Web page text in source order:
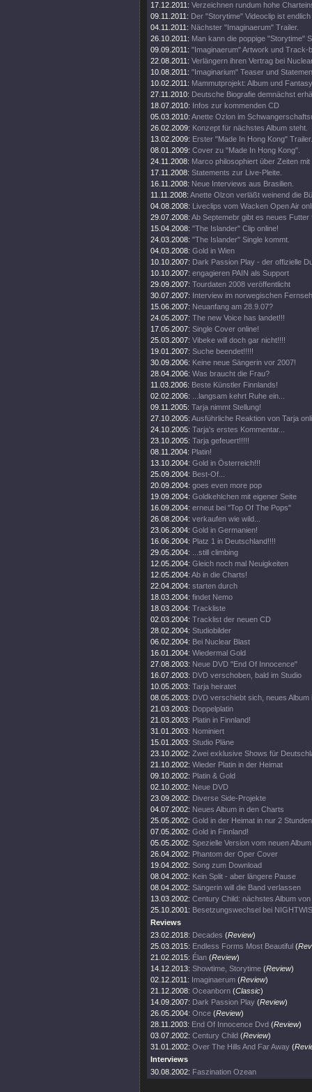
17.12.2011: Verzeichnen rundum hohe
09.11.2011: Der "Storytime" Videoclip ist endlich
04.11.2011: Nächster "Imaginaerum" Trailer.
26.10.2011: Man kann die poppige "Storytime"
09.09.2011: "Imaginaerum" Artwork und Track-
22.08.2011: Verlängern ihren Vertrag bei
10.08.2011: "Imaginarium" Teaser und
10.02.2011: Mammutprojekt: Album und
27.11.2010: Deutsche Biografie demnächst
18.07.2010: Infos zur kommenden CD
05.03.2010: Anette Ozlon im
26.02.2009: Konzept für nächstes Album steht.
13.02.2009: Erster "Made In Hong Kong" Trailer.
08.01.2009: Cover zu "Made In Hong Kong".
24.11.2008: Marco philosophiert über Zeiten mit
17.11.2008: Statements zur Live-Pleite.
16.11.2008: Neue Interviews aus Brasilien.
11.11.2008: Anette Olzon verläßt weinend die
04.08.2008: Liveclips vom Wacken Open Air
29.07.2008: Ab Septemebr gibt es neues Futter
15.04.2008: "The Islander" Clip online!
24.03.2008: "The Islander" Single kommt.
04.03.2008: Gold in Wien
10.10.2007: Dark Passion Play - der offizielle
10.10.2007: engagieren PAIN als Support
29.09.2007: Tourdaten 2008 veröffentlicht
30.07.2007: Interview im norwegischen
15.06.2007: Neuanfang am 28.9.07?
24.05.2007: The new Voice has landet!!!
17.05.2007: Single Cover online!
25.03.2007: Vibeke will doch gar nicht!!!!
19.01.2007: Suche beendet!!!!!
30.09.2006: Keine neue Sängerin vor 2007!
28.04.2006: Was braucht die Frau?
11.03.2006: Beste Künstler Finnlands!
02.02.2006:
...langsam kehrt Ruhe ein...
09.11.2005: Tarja nimmt Stellung!
27.10.2005: Ausführliche Reaktion von Tarja
24.10.2005: Tarja's erstes Kommentar...
23.10.2005: Tarja gefeuert!!!!!
08.11.2004: Platin!
13.10.2004: Gold in Österreich!!!
25.09.2004: Best-Of...
20.09.2004: goes even more pop
19.09.2004: Goldkehlchen mit eigener Seite
16.09.2004: erneut bei "Top Of The Pops"
26.08.2004: verkaufen wie wild...
23.06.2004: Gold in Germanien!
16.06.2004: Platz 1 in Deutschland!!!!
29.05.2004:
...still climbing
12.05.2004: Gleich noch mal Neuigkeiten
12.05.2004: Ab in die Charts!
22.04.2004: starten durch
18.03.2004: findet Nemo
18.03.2004: Trackliste
02.03.2004: Tracklist der neuen CD
28.02.2004: Studiobilder
06.02.2004: Bei Nuclear Blast
16.01.2004: Wiedermal Gold
27.08.2003: Neue DVD "End Of Innocence"
16.07.2003: DVD verschoben, bald im Studio
10.05.2003: Tarja heiratet
08.05.2003: DVD verschiebt sich, neues Album
21.03.2003: Doppelplatin
21.03.2003: Platin in Finnland!
31.01.2003: Nominiert
15.01.2003: Studio Pläne
23.10.2002: Zwei exklusive Shows für
21.10.2002: Wieder Platin in der Heimat
09.10.2002: Platin & Gold
02.10.2002: Neue DVD
23.09.2002: Diverse Side-Projekte
04.07.2002: Neues Album in den Charts
25.05.2002: Gold in der Heimat in nur 2 Stunden
07.05.2002: Gold in Finnland!
05.05.2002: Spezielle Version vom neuen Album
26.04.2002: Phantom der Oper Cover
19.04.2002: Song zum Download
08.04.2002: Kein Split - aber längere Pause
08.04.2002: Sängerin will die Band verlassen
13.03.2002: Century Child: nächstes Album
25.10.2001: Besetzungswechsel bei
Reviews
23.02.2018: Decades (Review)
25.03.2015: Endless Forms Most Beautiful (
21.02.2015: Élan (Review)
14.12.2013: Showtime, Storytime (Review)
02.12.2011: Imaginaerum (Review)
21.12.2008: Oceanborn (Classic)
14.09.2007: Dark Passion Play (Review)
26.05.2004: Once (Review)
28.11.2003: End Of Innocence Dvd (Review)
03.07.2002: Century Child (Review)
31.01.2002: Over The Hills And Far Away (
Interviews
30.08.2002: Faszination Ozean